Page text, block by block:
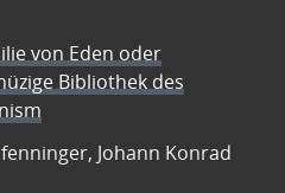
von Eden oder
Bibliothek des
Johann Konrad